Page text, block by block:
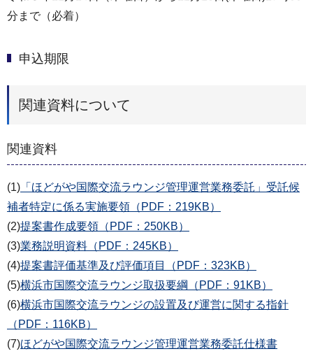
分まで（必着）
申込期限
関連資料について
関連資料
(1) 「ほどがや国際交流ラウンジ管理運営業務委託」受託候
補者特定に係る実施要領（PDF：219KB）
(2)提案書作成要領（PDF：250KB）
(3)業務説明資料（PDF：245KB）
(4)提案書評価基準及び評価項目（PDF：323KB）
(5)横浜市国際交流ラウンジ取扱要綱（PDF：91KB）
(6)横浜市国際交流ラウンジの設置及び運営に関する指針
（PDF：116KB）
(7)ほどがや国際交流ラウンジ管理運営業務委託仕様書